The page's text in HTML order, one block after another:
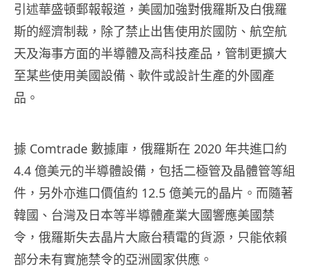
引述華盛頓郵報報道，美國加強對俄羅斯及白俄羅
斯的經濟制裁，除了禁止出售使用於國防、航空航
天及海事方面的半導體及高科技產品，管制更擴大
至某些使用美國設備、軟件或設計生產的外國產
品。
據 Comtrade 數據庫，俄羅斯在 2020 年共進口約
4.4 億美元的半導體設備，包括二極管及晶體管等組
件，另外亦進口價值約 12.5 億美元的晶片。而隨著
韓國、台灣及日本等半導體產業大國響應美國禁
令，俄羅斯失去晶片大廠台積電的貨源，只能依賴
部分未有實施禁令的亞洲國家供應。